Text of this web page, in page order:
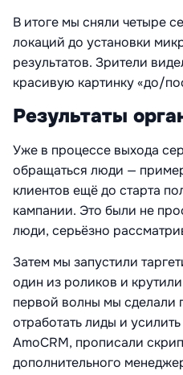
В итоге мы сняли четыре
локаций до установки
результатов. Зрители
красивую картинку «до/
Результаты
Уже в процессе выхода
обращаться люди —
клиентов ещё до старта
кампании. Это были не
люди, серьёзно
Затем мы запустили
один из роликов и
первой волны мы сделали
отработать лиды и
AmoCRM, прописали
дополнительного